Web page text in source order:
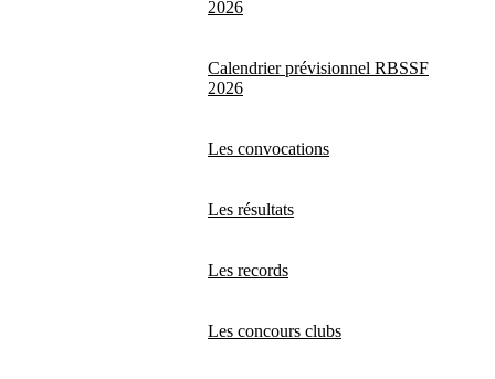
2026
Calendrier prévisionnel RBSSF
2026
Les convocations
Les résultats
Les records
Les concours clubs